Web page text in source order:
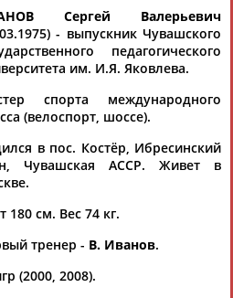
Расширенный поиск
Мария
АБАКУМОВА
Юлия
АБАЛАКИНА
АБАЧАРАЕВ
АБАШИДЗЕ
спорт (шоссе)
Сергей Валерьевич
- выпускник Чувашского
педагогического
им. И.Я. Яковлева.
спорта международного
(велоспорт, шоссе).
в пос. Костёр, Ибресинский
Чувашская АССР. Живет в
180 см. Вес 74 кг.
тренер - В. Иванов.
(2000, 2008).